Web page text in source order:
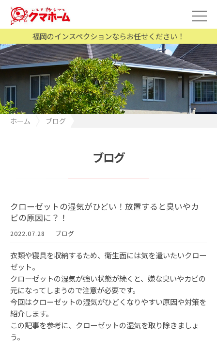
福岡のインスペクションならお任せください！
ホーム
ブログ
ブログ
クローゼットの湿気がひどい！放置すると臭いやカ
ビの原因に？！
2022.07.28 ブログ
衣類や寝具を収納するため、衛生面には気を遣いたいクロー
ゼット。
クローゼットの湿気が強い状態が続くと、嫌な臭いやカビの
元になってしまうので注意が必要です。
今回はクローゼットの湿気がひどくなりやすい原因や対策を
紹介します。
この記事を参考に、クローゼットの湿気を取り除きましょ
う。